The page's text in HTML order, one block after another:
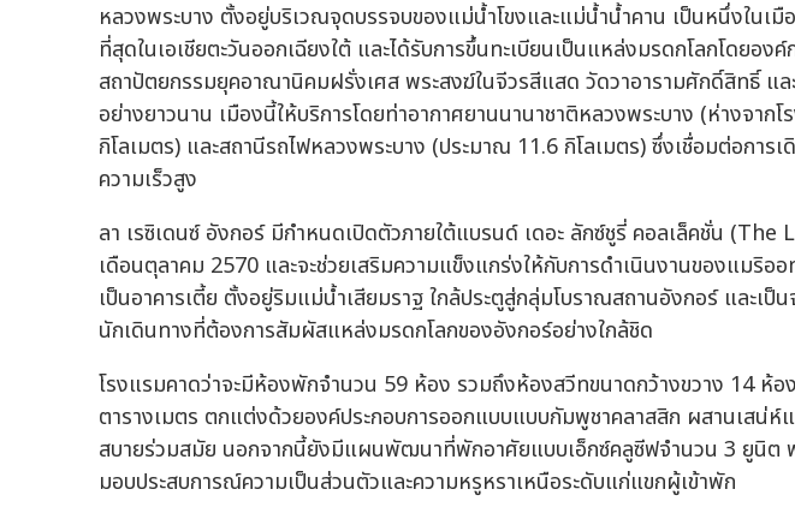
หลวงพระบาง ตั้งอยู่บริเวณจุดบรรจบของแม่น้ำโขงและแม่น้ำน้ำคาน เป็นหนึ่งในเ
ที่สุดในเอเชียตะวันออกเฉียงใต้ และได้รับการขึ้นทะเบียนเป็นแหล่งมรดกโลกโดยอง
สถาปัตยกรรมยุคอาณานิคมฝรั่งเศส พระสงฆ์ในจีวรสีแสด วัดวาอารามศักดิ์สิทธิ์
อย่างยาวนาน เมืองนี้ให้บริการโดยท่าอากาศยานนานาชาติหลวงพระบาง (ห่างจาก
กิโลเมตร) และสถานีรถไฟหลวงพระบาง (ประมาณ 11.6 กิโลเมตร) ซึ่งเชื่อมต่อการ
ความเร็วสูง
ลา เรซิเดนซ์ อังกอร์ มีกำหนดเปิดตัวภายใต้แบรนด์ เดอะ ลักซ์ชูรี่ คอลเล็คชั่น
เดือนตุลาคม 2570 และจะช่วยเสริมความแข็งแกร่งให้กับการดำเนินงานของแมริอ
เป็นอาคารเตี้ย ตั้งอยู่ริมแม่น้ำเสียมราฐ ใกล้ประตูสู่กลุ่มโบราณสถานอังกอร์ และเป็
นักเดินทางที่ต้องการสัมผัสแหล่งมรดกโลกของอังกอร์อย่างใกล้ชิด
โรงแรมคาดว่าจะมีห้องพักจำนวน 59 ห้อง รวมถึงห้องสวีทขนาดกว้างขวาง 14 ห้
ตารางเมตร ตกแต่งด้วยองค์ประกอบการออกแบบแบบกัมพูชาคลาสสิก ผสานเสน่ห์
สบายร่วมสมัย นอกจากนี้ยังมีแผนพัฒนาที่พักอาศัยแบบเอ็กซ์คลูซีฟจำนวน 3 ยูนิต
มอบประสบการณ์ความเป็นส่วนตัวและความหรูหราเหนือระดับแก่แขกผู้เข้าพัก